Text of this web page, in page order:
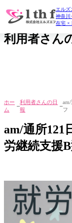
エルズ
神奈川
在宅 ×
daily report
利用者さん
ホー
ム
利用者さんの日
報
フ
am/通所121
労継続支援